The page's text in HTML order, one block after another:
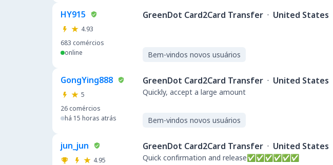
HY915
4.93
683 comércios
online
GreenDot Card2Card Transfer · United States
Bem-vindos novos usuários
GongYing888
5
26 comércios
há 15 horas atrás
GreenDot Card2Card Transfer · United States
Quickly, accept a large amount
Bem-vindos novos usuários
jun_jun
4.95
GreenDot Card2Card Transfer · United States
Quick confirmation and release✅✅✅✅✅✅